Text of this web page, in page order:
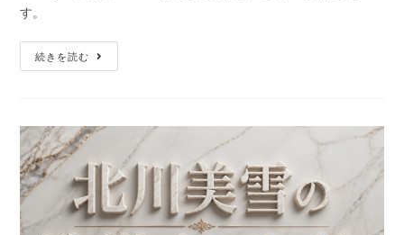
す。
続きを読む